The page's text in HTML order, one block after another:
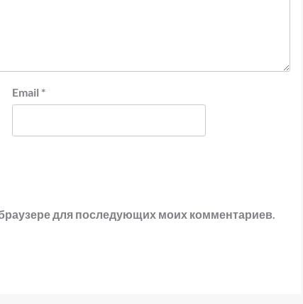
Email *
для последующих моих комментариев.